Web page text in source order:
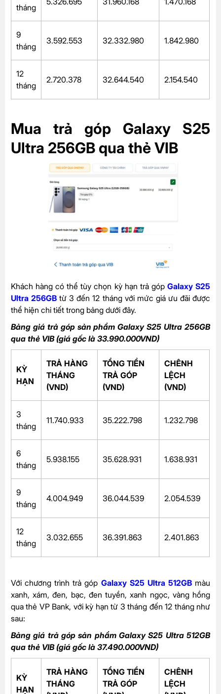
tháng
9
tháng
3.592.553 32.332.980 1.842.980
12
tháng
2.720.378 32.644.540 2.154.540
Mua trả góp Galaxy S25
Ultra 256GB qua thẻ VIB
Khách hàng có thể tùy chọn kỳ hạn trả góp Galaxy S25
Ultra 256GB từ 3 đến 12 tháng với mức giá ưu đãi được
thể hiện chi tiết trong bảng dưới đây.
Bảng giá trả góp sản phẩm Galaxy S25 Ultra 256GB
qua thẻ VIB (giá gốc là 33.990.000VND)
KỲ
HẠN
TRẢ HÀNG
THÁNG
(VND)
TỔNG TIỀN
TRẢ GÓP
(VND)
CHÊNH
LỆCH
(VND)
3
tháng
11.740.933 35.222.798 1.232.798
6
tháng
5.938.155 35.628.931 1.638.931
9
tháng
4.004.949 36.044.539 2.054.539
12
tháng
3.032.655 36.391.863 2.401.863
Với chương trình trả góp Galaxy S25 Ultra 512GBmàu
xanh, xám, đen, bạc, đen tuyền, xanh ngọc, vàng hồng
qua thẻ VP Bank, với kỳ hạn từ 3 tháng đến 12 tháng như
sau:
Bảng giá trả góp sản phẩm Galaxy S25 Ultra 512GB
qua thẻ VIB (giá gốc là 37.490.000VND)
KỲ
HẠN
TRẢ HÀNG
THÁNG
TỔNG TIỀN
TRẢ GÓP
CHÊNH
LỆCH